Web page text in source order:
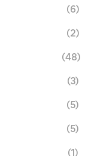
(6)
(2)
(48)
(3)
(5)
(5)
(1)